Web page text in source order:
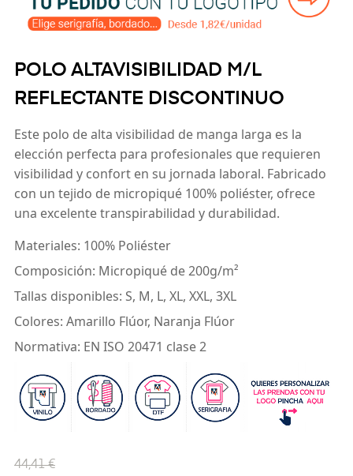
POLO ALTAVISIBILIDAD M/L
REFLECTANTE DISCONTINUO
Este polo de alta visibilidad de manga larga es la
elección perfecta para profesionales que requieren
visibilidad y confort en su jornada laboral. Fabricado
con un tejido de micropiqué 100% poliéster, ofrece
una excelente transpirabilidad y durabilidad.
Materiales: 100% Poliéster
Composición: Micropiqué de 200g/m²
Tallas disponibles: S, M, L, XL, XXL, 3XL
Colores: Amarillo Flúor, Naranja Flúor
Normativa: EN ISO 20471 clase 2
44,41 €